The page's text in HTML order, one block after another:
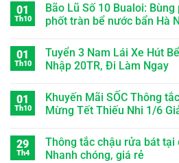
01
Th10
Bão Lũ Số 10 Bualoi:
phốt tràn bể nước bẩn Hà
01
Th10
Tuyển 3 Nam Lái Xe Hút
Nhập 20TR, Đi Làm Ngay
01
Th10
Khuyến Mãi SỐC Thông
Mừng Tết Thiếu Nhi 1/6
29
Th4
Thông tắc chậu rửa bát
Nhanh chóng, giá rẻ